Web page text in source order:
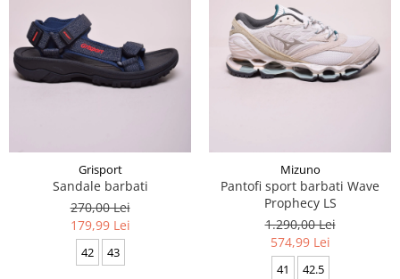
Grisport
Sandale barbati
270,00 Lei
179,99 Lei
42 43
Mizuno
Pantofi sport barbati Wave
Prophecy LS
1.290,00 Lei
574,99 Lei
41 42.5